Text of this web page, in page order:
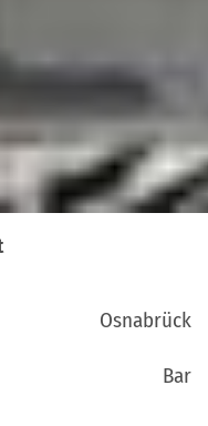
Osnabrück
Bar